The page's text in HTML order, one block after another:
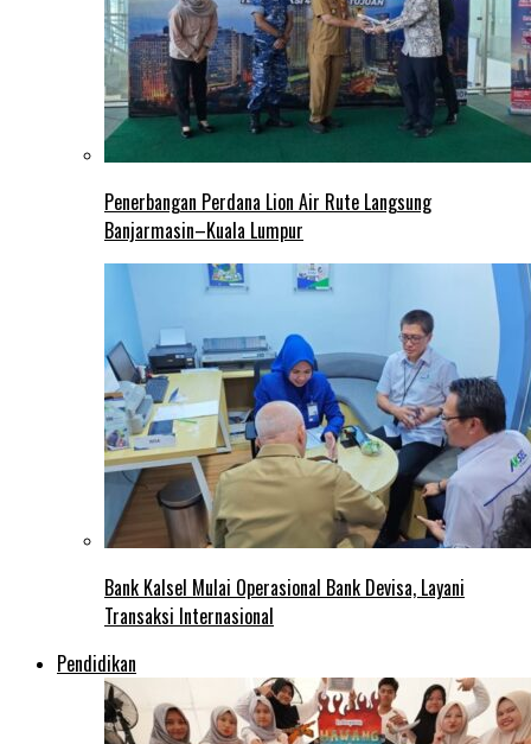
Penerbangan Perdana Lion Air Rute Langsung
Banjarmasin–Kuala Lumpur
Bank Kalsel Mulai Operasional Bank Devisa, Layani
Transaksi Internasional
Pendidikan